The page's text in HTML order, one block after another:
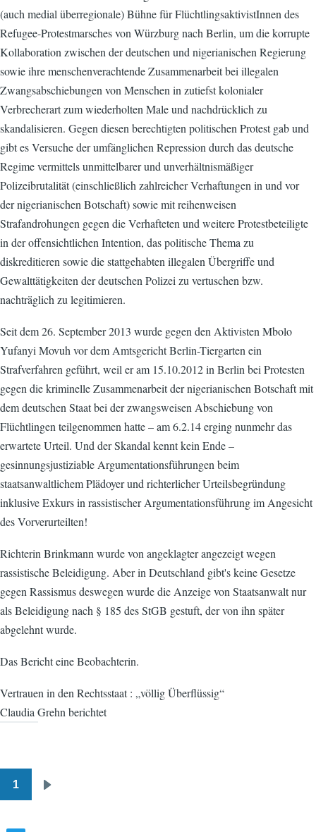
(auch medial überregionale) Bühne für FlüchtlingsaktivistInnen des
Refugee-Protestmarsches von Würzburg nach Berlin, um die korrupte
Kollaboration zwischen der deutschen und nigerianischen Regierung
sowie ihre menschenverachtende Zusammenarbeit bei illegalen
Zwangsabschiebungen von Menschen in zutiefst kolonialer
Verbrecherart zum wiederholten Male und nachdrücklich zu
skandalisieren. Gegen diesen berechtigten politischen Protest gab und
gibt es Versuche der umfänglichen Repression durch das deutsche
Regime vermittels unmittelbarer und unverhältnismäßiger
Polizeibrutalität (einschließlich zahlreicher Verhaftungen in und vor
der nigerianischen Botschaft) sowie mit reihenweisen
Strafandrohungen gegen die Verhafteten und weitere Protestbeteiligte
in der offensichtlichen Intention, das politische Thema zu
diskreditieren sowie die stattgehabten illegalen Übergriffe und
Gewalttätigkeiten der deutschen Polizei zu vertuschen bzw.
nachträglich zu legitimieren.
Seit dem 26. September 2013 wurde gegen den Aktivisten Mbolo
Yufanyi Movuh vor dem Amtsgericht Berlin-Tiergarten ein
Strafverfahren geführt, weil er am 15.10.2012 in Berlin bei Protesten
gegen die kriminelle Zusammenarbeit der nigerianischen Botschaft mit
dem deutschen Staat bei der zwangsweisen Abschiebung von
Flüchtlingen teilgenommen hatte – am 6.2.14 erging nunmehr das
erwartete Urteil. Und der Skandal kennt kein Ende –
gesinnungsjustiziable Argumentationsführungen beim
staatsanwaltlichem Plädoyer und richterlicher Urteilsbegründung
inklusive Exkurs in rassistischer Argumentationsführung im Angesicht
des Vorverurteilten!
Richterin Brinkmann wurde von angeklagter angezeigt wegen
rassistische Beleidigung. Aber in Deutschland gibt's keine Gesetze
gegen Rassismus deswegen wurde die Anzeige von Staatsanwalt nur
als Beleidigung nach § 185 des StGB gestuft, der von ihn später
abgelehnt wurde.
Das Bericht eine Beobachterin.
Vertrauen in den Rechtsstaat : „völlig Überflüssig“
Claudia Grehn berichtet
Pagination
1